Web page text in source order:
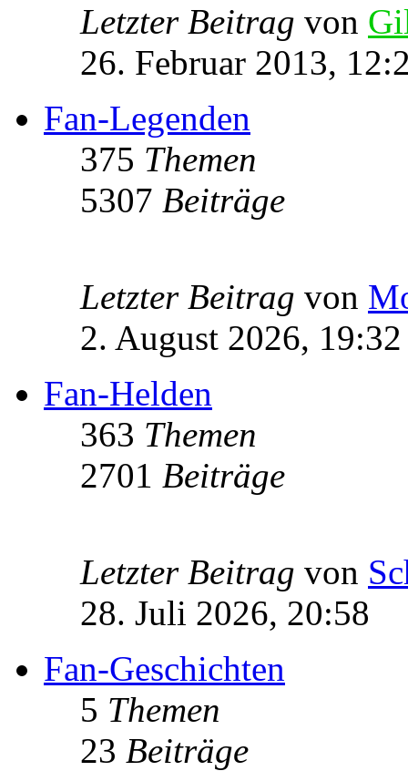
Letzter Beitrag von
26. Februar 2013,
Fan-Legenden
375 Themen
5307 Beiträge
Letzter Beitrag von
2. August 2026, 19:32
Fan-Helden
363 Themen
2701 Beiträge
Letzter Beitrag von
28. Juli 2026, 20:58
Fan-Geschichten
5 Themen
23 Beiträge